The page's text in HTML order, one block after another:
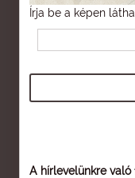
Írja be a képen
A hírlevelünkre